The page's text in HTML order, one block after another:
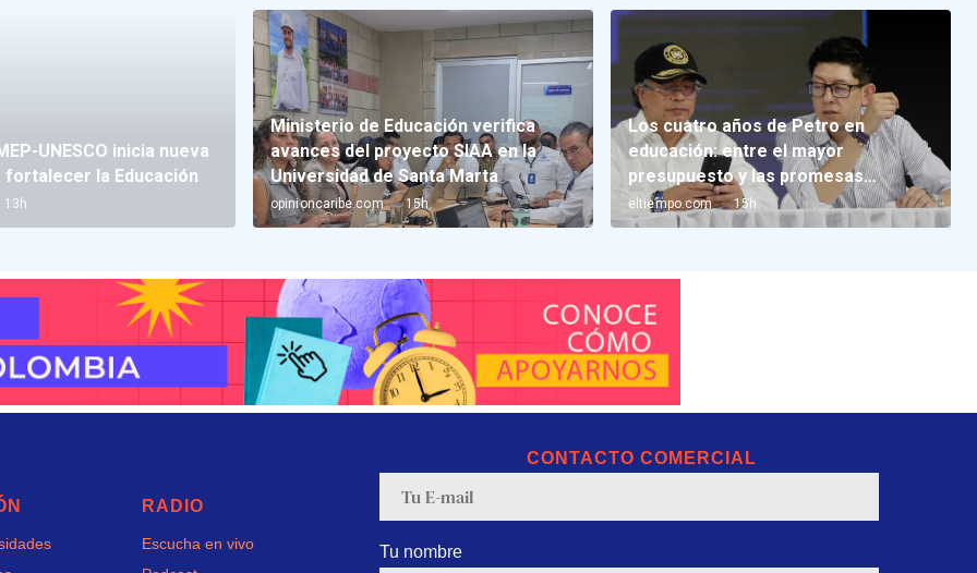
RADIO
Escucha en vivo
Tu nombre
CONTACTO COMERCIAL